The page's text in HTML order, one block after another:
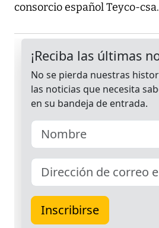
consorcio español Teyco-csa.